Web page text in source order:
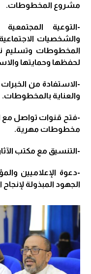
مشروع المخطوطات.
-التوعية
والشخصيات
المخطوطات وتسليم
لحفظها وحمايتها
-الاستفادة من
والعناية بالمخطوطات.
-فتح قنوات تواصل مع
مخطوطات مهرية.
-التنسيق مع مكتب
-دعوة الإعلاميين
الجهود المبذولة